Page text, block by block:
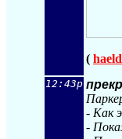
(
12:43p
- Как
-